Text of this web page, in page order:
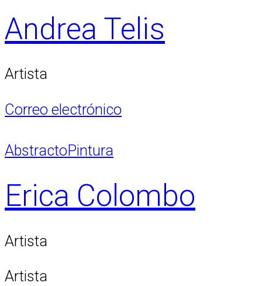
Andrea Telis
Artista
Correo electrónico
AbstractoPintura
Erica Colombo
Artista
Artista